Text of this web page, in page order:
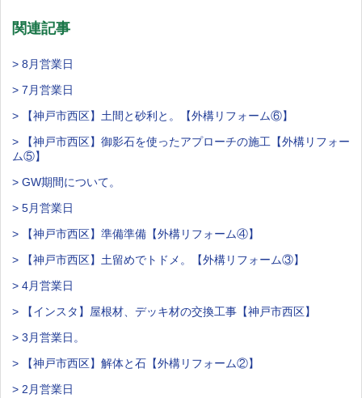
関連記事
> 8月営業日
> 7月営業日
> 【神戸市西区】土間と砂利と。【外構リフォーム⑥】
> 【神戸市西区】御影石を使ったアプローチの施工【外構リフォー
ム⑤】
> GW期間について。
> 5月営業日
> 【神戸市西区】準備準備【外構リフォーム④】
> 【神戸市西区】土留めでトドメ。【外構リフォーム③】
> 4月営業日
> 【インスタ】屋根材、デッキ材の交換工事【神戸市西区】
> 3月営業日。
> 【神戸市西区】解体と石【外構リフォーム②】
> 2月営業日